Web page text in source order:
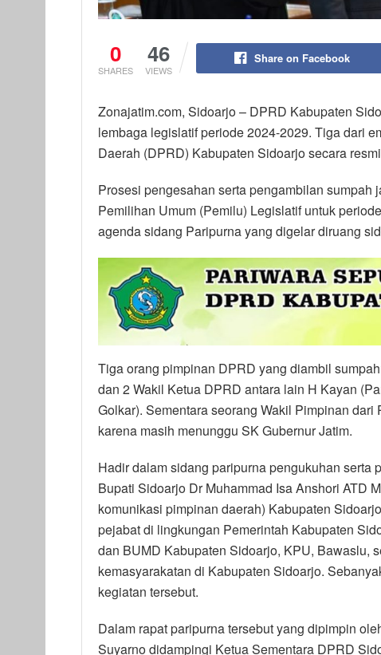
0
SHARES
46
VIEWS
Share on Facebook
Zonajatim.com, Sidoarjo – DPRD Kabupaten
lembaga legislatif periode 2024-2029. Tiga dari
Daerah (DPRD) Kabupaten Sidoarjo secara
Prosesi pengesahan serta pengambilan
Pemilihan Umum (Pemilu) Legislatif untuk
agenda sidang Paripurna yang digelar diruang
Tiga orang pimpinan DPRD yang diambil
dan 2 Wakil Ketua DPRD antara lain H Kayan
Golkar). Sementara seorang Wakil Pimpinan
karena masih menunggu SK Gubernur Jatim.
Hadir dalam sidang paripurna pengukuhan
Bupati Sidoarjo Dr Muhammad Isa Anshori ATD
komunikasi pimpinan daerah) Kabupaten
pejabat di lingkungan Pemerintah Kabupaten
dan BUMD Kabupaten Sidoarjo, KPU, Bawaslu,
kemasyarakatan di Kabupaten Sidoarjo.
kegiatan tersebut.
Dalam rapat paripurna tersebut yang dipimpin
Suyarno didampingi Ketua Sementara DPRD